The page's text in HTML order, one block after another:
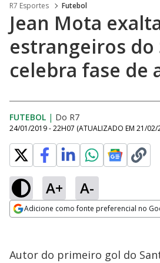
R7 Esportes Futebol
Jean Mota
estrangeiros do
celebra fase de
FUTEBOL | Do R7
24/01/2019 - 22H07 (ATUALIZADO EM 21/02/
A+ A-
Adicione como fonte preferencial no
Autor do primeiro gol do